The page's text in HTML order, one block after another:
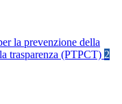
la prevenzione della
trasparenza (PTPCT) 2